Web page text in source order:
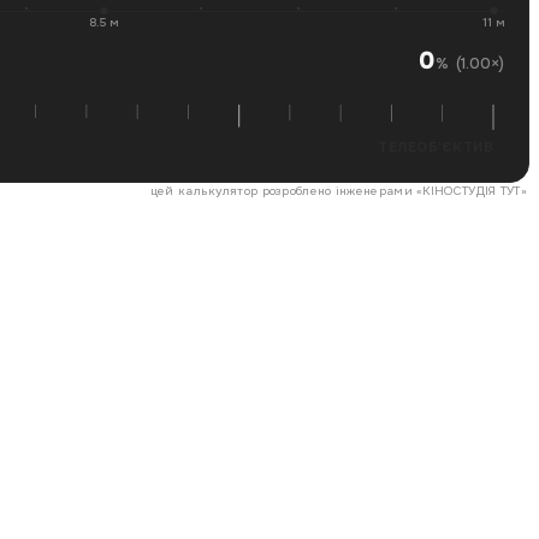
8.5 м 11 м
0% (1.00×)
цей калькулятор розроблено інженерами «КІНОСТУДІЯ ТУТ»